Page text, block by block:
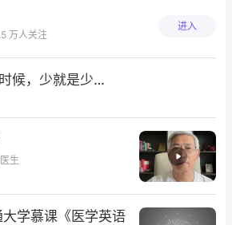
万人关注
进入
候，少就是少…
生
学慕课《医学英语